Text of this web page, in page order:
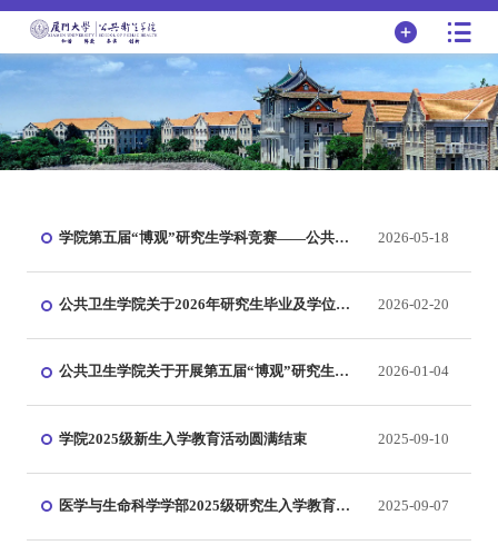
学院第五届“博观”研究生学科竞赛——公共卫
2026-05-18
公共卫生学院关于2026年研究生毕业及学位申
2026-02-20
公共卫生学院关于开展第五届“博观”研究生学
2026-01-04
学院2025级新生入学教育活动圆满结束 2025-09-10
医学与生命科学学部2025级研究生入学教育讲
2025-09-07